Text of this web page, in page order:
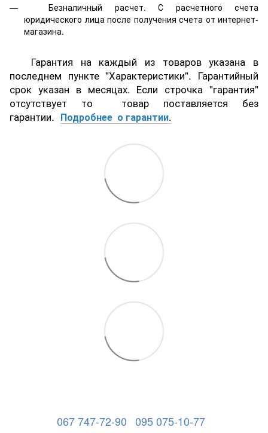
Безналичный расчет. С расчетного счета
юридического лица после получения счета от интернет-
магазина.
Гарантия на каждый из товаров указана в
последнем пункте "Характеристики". Гарантийный
срок указан в месяцах. Если строчка "гарантия"
отсутствует то товар поставляется без
гарантии. Подробнее о гарантии.
067 747-72-90 095 075-10-77